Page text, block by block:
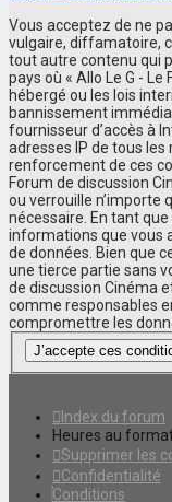
Vous acceptez de ne
vulgaire, diffamatoire,
tout autre contenu qui
pays où « Allo Le G -
hébergé ou les lois
bannissement
fournisseur d’accès à
adresses IP de tous
renforcement de ces
Forum de discussion
ou verrouille n’importe
nécessaire. En tant
informations que vous
de données. Bien que
une tierce partie sans
de discussion Cinéma
comme responsables
compromettre les
Index du forum
Heures au
Supprimer les
Confidentialité
Conditions